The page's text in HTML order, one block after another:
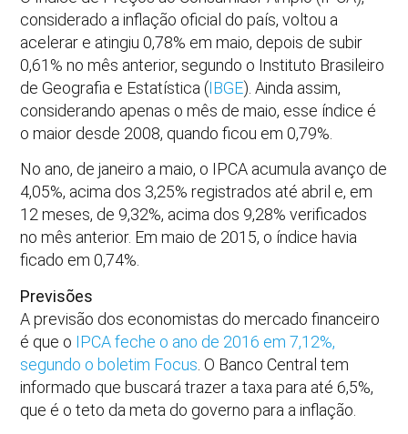
considerado a inflação oficial do país, voltou a
acelerar e atingiu 0,78% em maio, depois de subir
0,61% no mês anterior, segundo o Instituto Brasileiro
de Geografia e Estatística (IBGE). Ainda assim,
considerando apenas o mês de maio, esse índice é
o maior desde 2008, quando ficou em 0,79%.
No ano, de janeiro a maio, o IPCA acumula avanço de
4,05%, acima dos 3,25% registrados até abril e, em
12 meses, de 9,32%, acima dos 9,28% verificados
no mês anterior. Em maio de 2015, o índice havia
ficado em 0,74%.
Previsões
A previsão dos economistas do mercado financeiro
é que o IPCA feche o ano de 2016 em 7,12%,
segundo o boletim Focus . O Banco Central tem
informado que buscará trazer a taxa para até 6,5%,
que é o teto da meta do governo para a inflação.